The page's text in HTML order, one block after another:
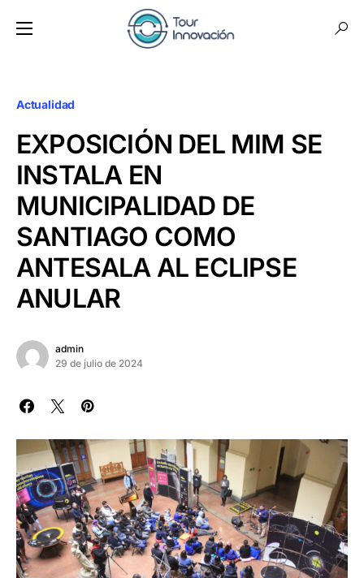
Actualidad
EXPOSICIÓN DEL MIM SE
INSTALA EN
MUNICIPALIDAD DE
SANTIAGO COMO
ANTESALA AL ECLIPSE
ANULAR
admin
29 de julio de 2024